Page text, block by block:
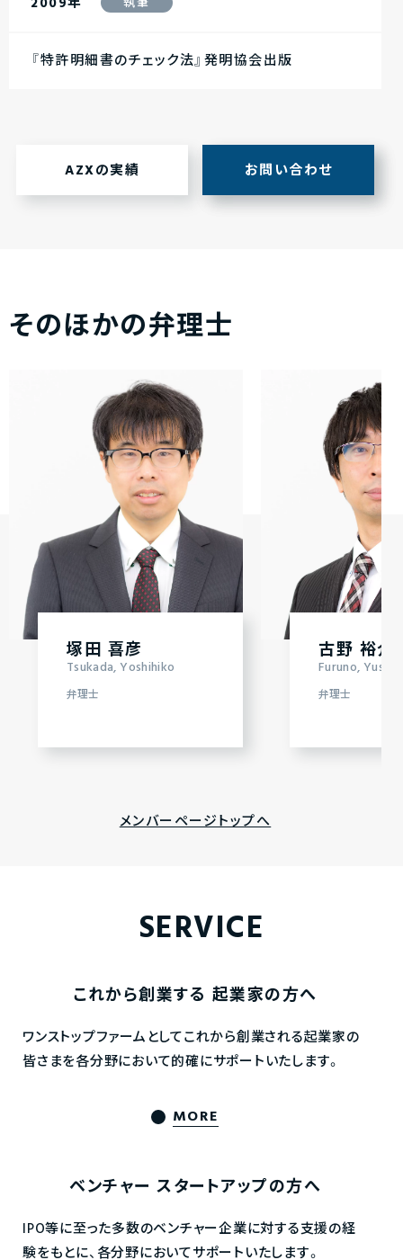
『特許明細書のチェック法』発明協会出版
AZXの実績 お問い合わせ
そのほかの弁理士
塚田 喜彦
Tsukada, Yoshihiko
弁理士
古野 裕介
Furuno,
弁理士
メンバーページトップへ
SERVICE
これから創業する 起業家の方へ
ワンストップファームとしてこれから創業される起業家の
皆さまを各分野において的確にサポートいたします。
MORE
ベンチャー スタートアップの方へ
IPO等に至った多数のベンチャー企業に対する支援の経
験をもとに、各分野においてサポートいたします。